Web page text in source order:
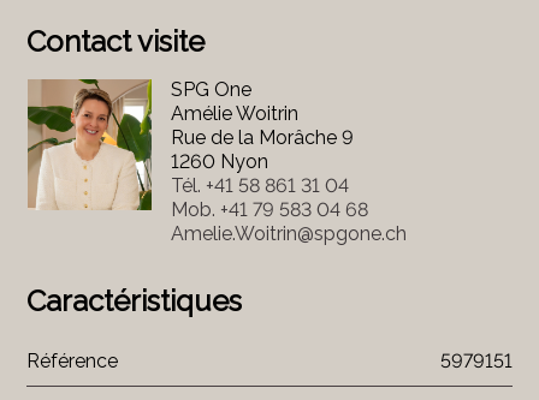
Contact visite
SPG One
Amélie Woitrin
Rue de la Morâche 9
1260 Nyon
Tél. +41 58 861 31 04
Mob. +41 79 583 04 68
Amelie.Woitrin@spgone.ch
Caractéristiques
Référence 5979151